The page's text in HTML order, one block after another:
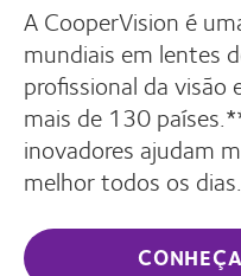
A CooperVision é
mundiais em lentes
profissional da visão
mais de 130
inovadores ajudam
melhor todos os dias.